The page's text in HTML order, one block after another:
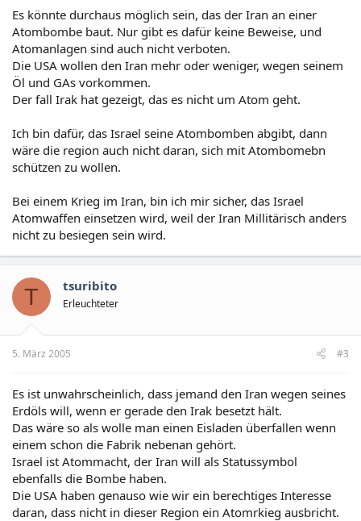
Es könnte durchaus möglich sein, das der Iran an einer
Atombombe baut. Nur gibt es dafür keine Beweise, und
Atomanlagen sind auch nicht verboten.
Die USA wollen den Iran mehr oder weniger, wegen seinem
Öl und GAs vorkommen.
Der fall Irak hat gezeigt, das es nicht um Atom geht.
Ich bin dafür, das Israel seine Atombomben abgibt, dann
wäre die region auch nicht daran, sich mit Atombomebn
schützen zu wollen.
Bei einem Krieg im Iran, bin ich mir sicher, das Israel
Atomwaffen einsetzen wird, weil der Iran Millitärisch anders
nicht zu besiegen sein wird.
T tsuribito
Erleuchteter
5. März 2005 #3
Es ist unwahrscheinlich, dass jemand den Iran wegen seines
Erdöls will, wenn er gerade den Irak besetzt hält.
Das wäre so als wolle man einen Eisladen überfallen wenn
einem schon die Fabrik nebenan gehört.
Israel ist Atommacht, der Iran will als Statussymbol
ebenfalls die Bombe haben.
Die USA haben genauso wie wir ein berechtiges Interesse
daran, dass nicht in dieser Region ein Atomrkieg ausbricht.